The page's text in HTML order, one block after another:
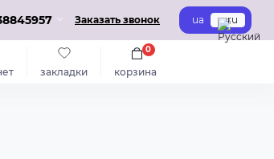
Заказать звонок ua ru
закладки корзина
0